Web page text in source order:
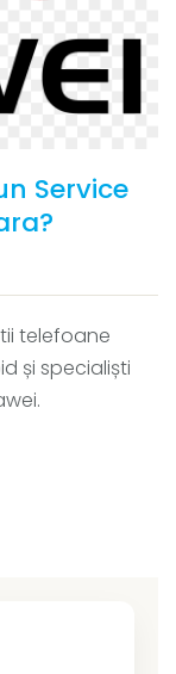
Service
telefoane
și specialiști